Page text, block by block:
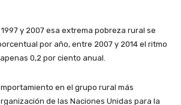
y 2007 esa extrema pobreza rural se
por año, entre 2007 y 2014 el ritmo
0,2 por ciento anual.
en el grupo rural más
de las Naciones Unidas para la